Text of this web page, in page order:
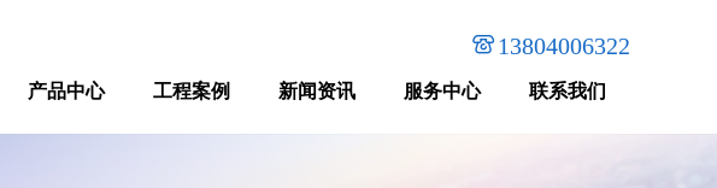
13804006322
产品中心 工程案例 新闻资讯 服务中心 联系我们